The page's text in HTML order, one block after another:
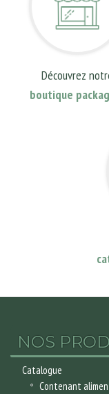
Découvrez
boutique
NOS
Catalogue
Contenant